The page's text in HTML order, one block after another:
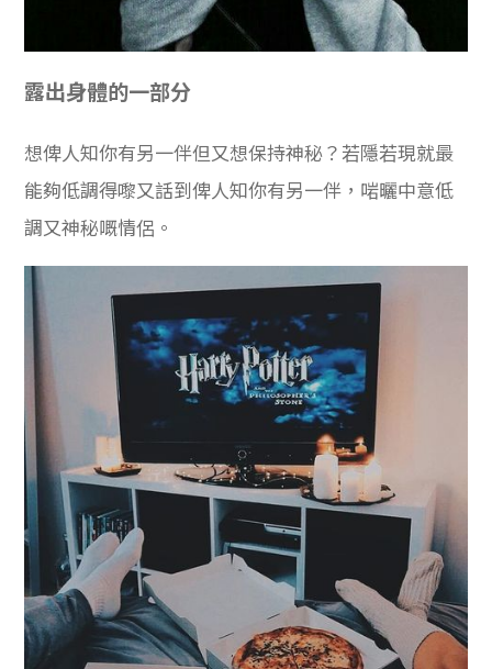
露出身體的一部分
想俾人知你有另一伴但又想保持神秘？若隱若現就最
能夠低調得嚟又話到俾人知你有另一伴，啱曬中意低
調又神秘嘅情侶。